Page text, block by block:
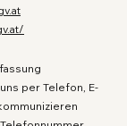
per Telefon, E-